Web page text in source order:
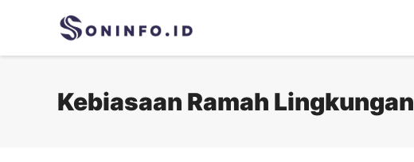
Kebiasaan Ramah Lingkungan